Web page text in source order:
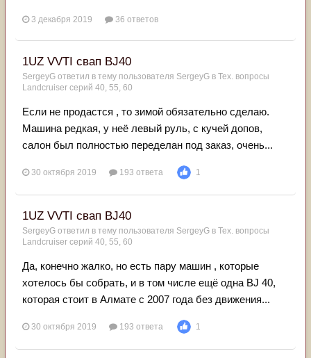
3 декабря 2019 36 ответов
1UZ VVTI свап BJ40
SergeyG ответил в тему пользователя SergeyG в Тех. вопросы
Landcruiser серий 40, 55, 60
Если не продастся , то зимой обязательно сделаю.
Машина редкая, у неё левый руль, с кучей допов,
салон был полностью переделан под заказ, очень...
30 октября 2019 193 ответа 1
1UZ VVTI свап BJ40
SergeyG ответил в тему пользователя SergeyG в Тех. вопросы
Landcruiser серий 40, 55, 60
Да, конечно жалко, но есть пару машин , которые
хотелось бы собрать, и в том числе ещё одна BJ 40,
которая стоит в Алмате с 2007 года без движения...
30 октября 2019 193 ответа 1